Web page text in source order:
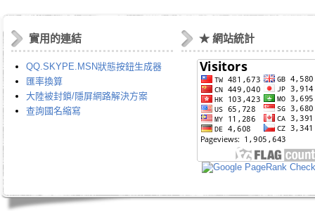
實用的連結
QQ.SKYPE.MSN狀態按鈕生成器
匯率換算
大陸被封鎖/隱屏網路解決方案
查詢國名縮寫
★ 網站統計